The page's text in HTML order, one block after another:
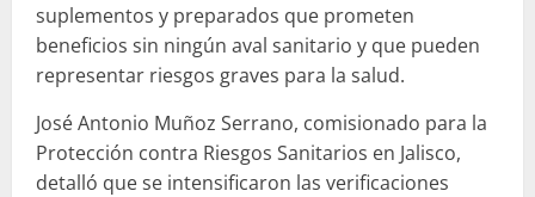
suplementos y preparados que prometen
beneficios sin ningún aval sanitario y que pueden
representar riesgos graves para la salud.
José Antonio Muñoz Serrano, comisionado para la
Protección contra Riesgos Sanitarios en Jalisco,
detalló que se intensificaron las verificaciones